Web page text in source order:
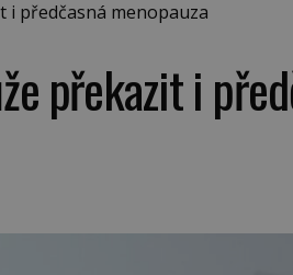
i předčasná menopauza
překazit i